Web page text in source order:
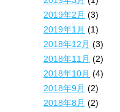
2019年2月 (3)
2019年1月 (1)
2018年12月 (3)
2018年11月 (2)
2018年10月 (4)
2018年9月 (2)
2018年8月 (2)